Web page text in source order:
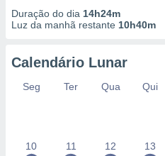
Duração do dia 14h24m
Luz da manhã restante 10h40m
Calendário Lunar
Seg Ter Qua Qui
10 11 12 13